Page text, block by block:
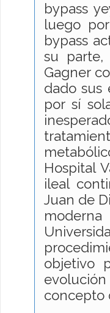
bypass
luego
bypass
su parte,
Gagner
dado sus
por sí
Hospital
ileal
Juan de
objetivo
concepto